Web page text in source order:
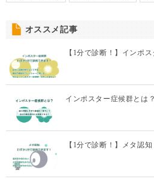
オススメ記事
【1分で診断！】インポ
インポスター症候群とは
【1分で診断！】メタ認知